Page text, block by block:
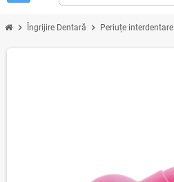
chevron_right Îngrijire Dentară chevron_right Periuțe interdentare